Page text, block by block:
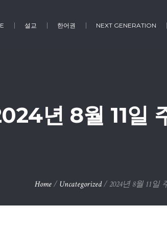
설교 한어권 NEXT GENERATION
년 8월 11일
Home / Uncategorized /2024년 8월 11일